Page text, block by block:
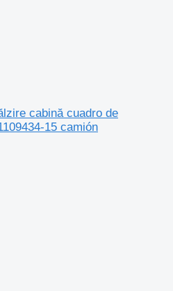
cabină cuadro de
15 camión